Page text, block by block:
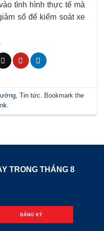
tình hình thực tế mà
số để kiểm soát xe
, Tin tức. Bookmark the
.
TRONG THÁNG 8